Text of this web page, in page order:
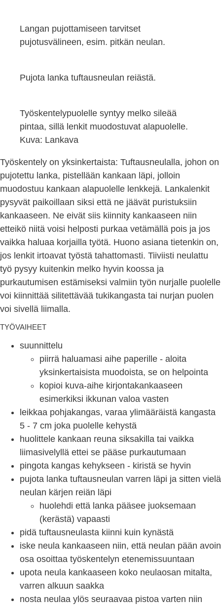
Langan pujottamiseen tarvitset
pujotusvälineen, esim. pitkän neulan.
Pujota lanka tuftausneulan reiästä.
Työskentelypuolelle syntyy melko sileää
pintaa, sillä lenkit muodostuvat alapuolelle.
Kuva: Lankava
Työskentely on yksinkertaista: Tuftausneulalla, johon on
pujotettu lanka, pistellään kankaan läpi, jolloin
muodostuu kankaan alapuolelle lenkkejä. Lankalenkit
pysyvät paikoillaan siksi että ne jäävät puristuksiin
kankaaseen. Ne eivät siis kiinnity kankaaseen niin
etteikö niitä voisi helposti purkaa vetämällä pois ja jos
vaikka haluaa korjailla työtä. Huono asiana tietenkin on,
jos lenkit irtoavat työstä tahattomasti. Tiiviisti neulattu
työ pysyy kuitenkin melko hyvin koossa ja
purkautumisen estämiseksi valmiin työn nurjalle puolelle
voi kiinnittää silitettävää tukikangasta tai nurjan puolen
voi sivellä liimalla.
TYÖVAIHEET
suunnittelu
piirrä haluamasi aihe paperille - aloita
yksinkertaisista muodoista, se on helpointa
kopioi kuva-aihe kirjontakankaaseen
esimerkiksi ikkunan valoa vasten
leikkaa pohjakangas, varaa ylimääräistä kangasta
5 - 7 cm joka puolelle kehystä
huolittele kankaan reuna siksakilla tai vaikka
liimasivelyllä ettei se pääse purkautumaan
pingota kangas kehykseen - kiristä se hyvin
pujota lanka tuftausneulan varren läpi ja sitten vielä
neulan kärjen reiän läpi
huolehdi että lanka pääsee juoksemaan
(kerästä) vapaasti
pidä tuftausneulasta kiinni kuin kynästä
iske neula kankaaseen niin, että neulan pään avoin
osa osoittaa työskentelyn etenemissuuntaan
upota neula kankaaseen koko neulaosan mitalta,
varren alkuun saakka
nosta neulaa ylös seuraavaa pistoa varten niin